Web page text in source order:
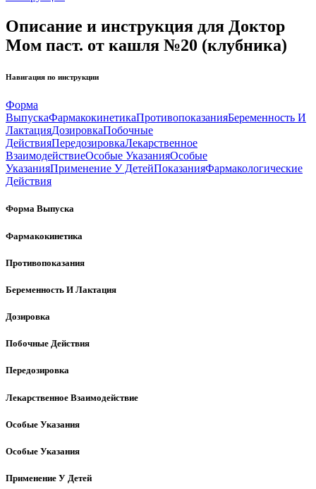
Описание и инструкция для Доктор
Мом паст. от кашля №20 (клубника)
Навигация по инструкции
Форма
ВыпускаФармакокинетикаПротивопоказанияБеременность И
ЛактацияДозировкаПобочные
ДействияПередозировкаЛекарственное
ВзаимодействиеОсобые УказанияОсобые
УказанияПрименение У ДетейПоказанияФармакологические
Действия
Форма Выпуска
Фармакокинетика
Противопоказания
Беременность И Лактация
Дозировка
Побочные Действия
Передозировка
Лекарственное Взаимодействие
Особые Указания
Особые Указания
Применение У Детей